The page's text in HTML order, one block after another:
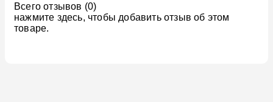
Всего отзывов (0)
нажмите здесь, чтобы добавить отзыв об этом
товаре.